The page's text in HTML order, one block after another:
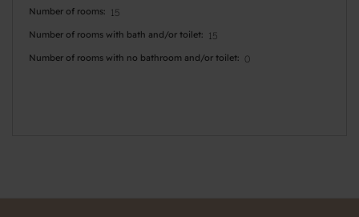
Number of rooms 15
Number of rooms with bath and/or toilet 15
Number of rooms with no bathroom and/or toilet 0